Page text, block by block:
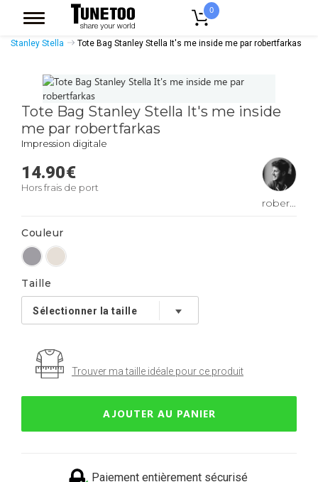
0
Accessoires Casquettes Tote Bags
Stanley Stella
Tote Bag Stanley Stella It's me inside me par robertfarkas
Tote Bag Stanley Stella It's me inside
me par robertfarkas
Impression digitale
14.90€
Hors frais de port
robertfarkas
Couleur
Taille
Trouver ma taille idéale pour ce produit
AJOUTER AU PANIER
Paiement entièrement sécurisé